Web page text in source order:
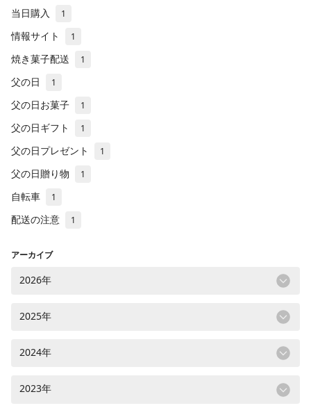
当日購入 1
情報サイト 1
焼き菓子配送 1
父の日 1
父の日お菓子 1
父の日ギフト 1
父の日プレゼント 1
父の日贈り物 1
自転車 1
配送の注意 1
アーカイブ
2026年
2025年
2024年
2023年